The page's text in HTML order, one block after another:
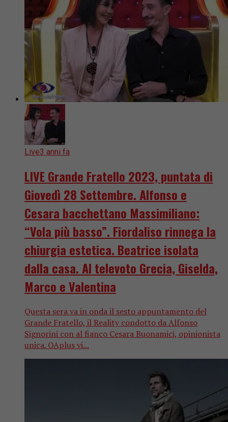
Live3 anni fa
LIVE Grande Fratello 2023, puntata di
Giovedì 28 Settembre. Alfonso e
Cesara bacchettano Massimiliano:
“Vola più basso”. Fiordaliso rinnega la
chiurgia estetica. Beatrice isolata
dalla casa. Al televoto Grecia, Giselda,
Marco e Valentina
Questa sera va in onda il sesto appuntamento del
Grande Fratello, il Reality condotto da Alfonso
Signorini con al fianco Cesara Buonamici, opinionista
unica. OAplus vi...